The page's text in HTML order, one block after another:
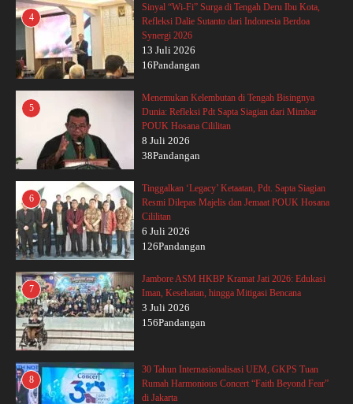
4
Sinyal “Wi-Fi” Surga di Tengah Deru Ibu Kota,
Refleksi Dalie Sutanto dari Indonesia Berdoa
Synergi 2026
13 Juli 2026
16Pandangan
5
Menemukan Kelembutan di Tengah Bisingnya
Dunia: Refleksi Pdt Sapta Siagian dari Mimbar
POUK Hosana Cililitan
8 Juli 2026
38Pandangan
6
Tinggalkan ‘Legacy’ Ketaatan, Pdt. Sapta Siagian
Resmi Dilepas Majelis dan Jemaat POUK Hosana
Cililitan
6 Juli 2026
126Pandangan
7
Jambore ASM HKBP Kramat Jati 2026: Edukasi
Iman, Kesehatan, hingga Mitigasi Bencana
3 Juli 2026
156Pandangan
8
30 Tahun Internasionalisasi UEM, GKPS Tuan
Rumah Harmonious Concert “Faith Beyond Fear”
di Jakarta